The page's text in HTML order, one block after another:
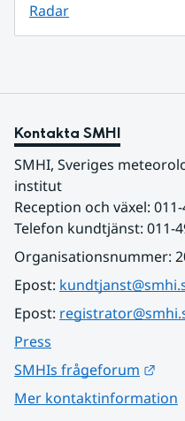
Radar
Kontakta SMHI
SMHI, Sveriges
institut
Reception och växel:
Telefon kundtjänst: 011-
Organisationsnummer:
Epost:
Epost:
Press
SMHIs frågeforum
Mer kontaktinformation